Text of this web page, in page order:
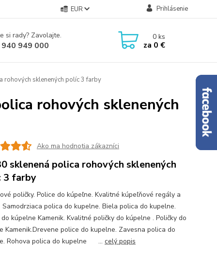
EUR Prihlásenie
si rady? Zavolajte.
949 000
0ks
za 0 €
sklenených políc 3 farby
rohových sklenených
Ako ma hodnotia zákazníci
sklenená polica rohových sklenených
3 farby
poličky. Police do kúpeľne. Kvalitné kúpeľňové regály a
Samodrziaca polica do kupelne. Biela polica do kupelne.
do kúpelne Kamenik. Kvalitné poličky do kúpelne . Poličky do
Kamenik.Drevene police do kupelne. Zavesna polica do
Rohova polica do kupelne ... celý popis